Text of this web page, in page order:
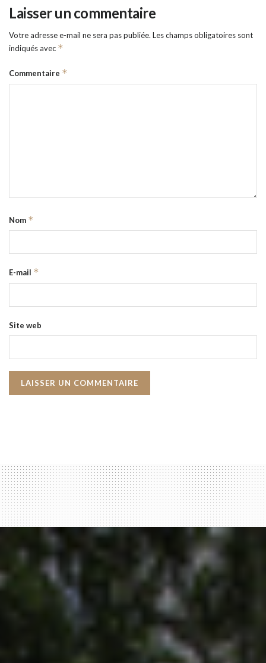
Laisser un commentaire
Votre adresse e-mail ne sera pas publiée. Les champs obligatoires sont
indiqués avec *
Commentaire *
Nom *
E-mail *
Site web